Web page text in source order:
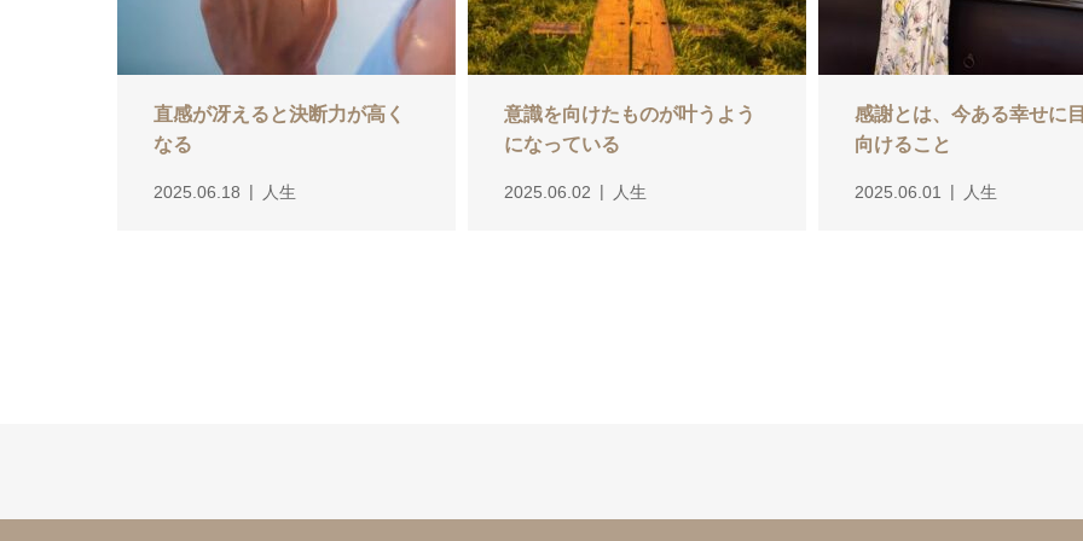
直感が冴えると決断力が高く
なる
2025.06.18 人生
意識を向けたものが叶うよう
になっている
2025.06.02 人生
感謝とは、今ある幸せに
向けること
2025.06.01 人生